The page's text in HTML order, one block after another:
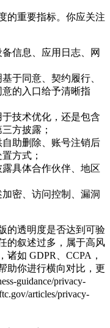
的重要指标。你应关注
信息、应用日志、网
于同意、契约履行、
的入口给予清晰指
技术优化，还是包含
方披露；
助删除、账号注销后
方式；
具体合作伙伴、地区
密、访问控制、漏洞
的透明度是否达到可验
的叙述过多，属于高风
如 GDPR、CCPA，
助你进行横向对比，更
guidance/privacy-
articles/privacy-